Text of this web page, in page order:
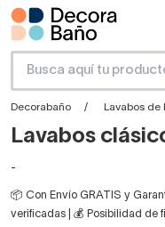
Decorabaño Lavabos de
Lavabos
-
📦 Con Envío GRATIS y
verificadas | 💰 Posibilidad de